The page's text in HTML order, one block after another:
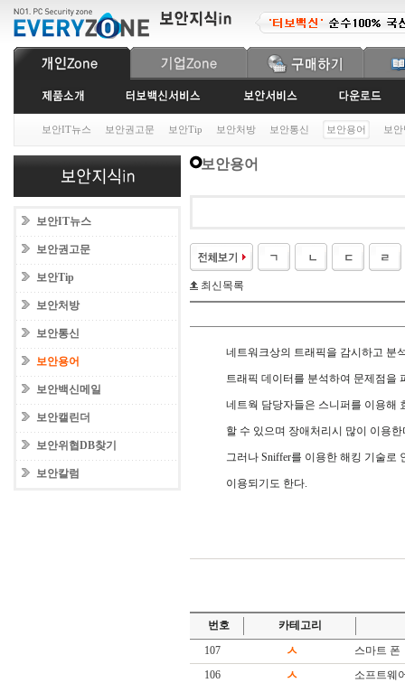
보안IT뉴스 보안권고문 보안Tip 보안처방 보안통신 보안용어 보
보안IT뉴스
보안권고문
보안Tip
보안처방
보안통신
보안용어
보안백신메일
보안캘린더
보안위협DB찾기
보안칼럼
보안용어
최신목록
네트워크상의 트래픽을 감시하고 분
트래픽 데이터를 분석하여 문제점을
네트웍 담당자들은 스니퍼를 이용해
할 수 있으며 장애처리시 많이 이용한
그러나 Sniffer를 이용한 해킹 기술로
이용되기도 한다.
번호
카테고리
107
ㅅ
스마트 폰
106
ㅅ
소프트웨